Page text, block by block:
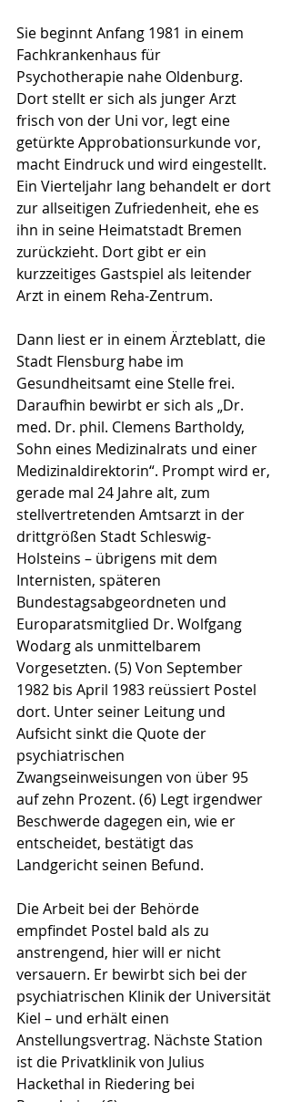
Sie beginnt Anfang 1981 in einem
Fachkrankenhaus für
Psychotherapie nahe Oldenburg.
Dort stellt er sich als junger Arzt
frisch von der Uni vor, legt eine
getürkte Approbationsurkunde vor,
macht Eindruck und wird eingestellt.
Ein Vierteljahr lang behandelt er dort
zur allseitigen Zufriedenheit, ehe es
ihn in seine Heimatstadt Bremen
zurückzieht. Dort gibt er ein
kurzzeitiges Gastspiel als leitender
Arzt in einem Reha-Zentrum.
Dann liest er in einem Ärzteblatt, die
Stadt Flensburg habe im
Gesundheitsamt eine Stelle frei.
Daraufhin bewirbt er sich als „Dr.
med. Dr. phil. Clemens Bartholdy,
Sohn eines Medizinalrats und einer
Medizinaldirektorin“. Prompt wird er,
gerade mal 24 Jahre alt, zum
stellvertretenden Amtsarzt in der
drittgrößen Stadt Schleswig-
Holsteins – übrigens mit dem
Internisten, späteren
Bundestagsabgeordneten und
Europaratsmitglied Dr. Wolfgang
Wodarg als unmittelbarem
Vorgesetzten. (5) Von September
1982 bis April 1983 reüssiert Postel
dort. Unter seiner Leitung und
Aufsicht sinkt die Quote der
psychiatrischen
Zwangseinweisungen von über 95
auf zehn Prozent. (6) Legt irgendwer
Beschwerde dagegen ein, wie er
entscheidet, bestätigt das
Landgericht seinen Befund.
Die Arbeit bei der Behörde
empfindet Postel bald als zu
anstrengend, hier will er nicht
versauern. Er bewirbt sich bei der
psychiatrischen Klinik der Universität
Kiel – und erhält einen
Anstellungsvertrag. Nächste Station
ist die Privatklinik von Julius
Hackethal in Riedering bei